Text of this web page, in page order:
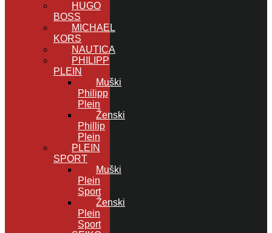
HUGO
BOSS
MICHAEL
KORS
NAUTICA
PHILIPP
PLEIN
Muški
Philipp
Plein
Ženski
Phillip
Plein
PLEIN
SPORT
Muški
Plein
Sport
Ženski
Plein
Sport